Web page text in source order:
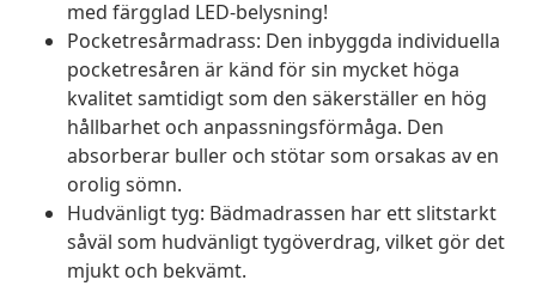
med färgglad LED-belysning!
Pocketresårmadrass: Den inbyggda individuella
pocketresåren är känd för sin mycket höga
kvalitet samtidigt som den säkerställer en hög
hållbarhet och anpassningsförmåga. Den
absorberar buller och stötar som orsakas av en
orolig sömn.
Hudvänligt tyg: Bädmadrassen har ett slitstarkt
såväl som hudvänligt tygöverdrag, vilket gör det
mjukt och bekvämt.